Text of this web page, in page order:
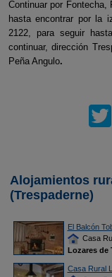
Continuar por Fontecha,
hasta encontrar por la
2122, para seguir
continuar, dirección
Peña Angulo.
Alojamientos
(Trespaderne)
El Balcón
Casa
Lozares de
Casa Rural